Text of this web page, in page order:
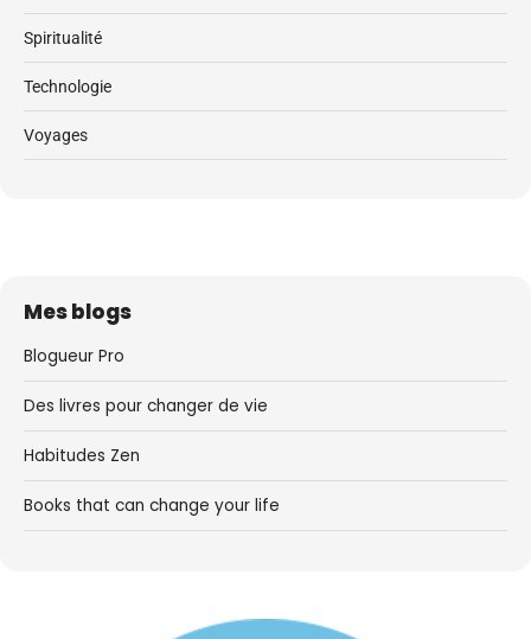
Spiritualité
Technologie
Voyages
Mes blogs
Blogueur Pro
Des livres pour changer de vie
Habitudes Zen
Books that can change your life